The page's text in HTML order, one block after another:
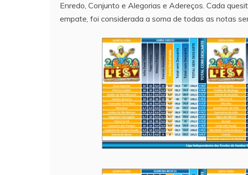
Enredo, Conjunto e Alegorias e Adereços. Cada
empate, foi considerada a soma de todas as notas